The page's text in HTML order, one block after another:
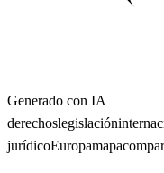
Generado con IA
derechoslegislación
jurídicoEuropamapa